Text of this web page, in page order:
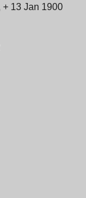
+ 13 Jan 1900